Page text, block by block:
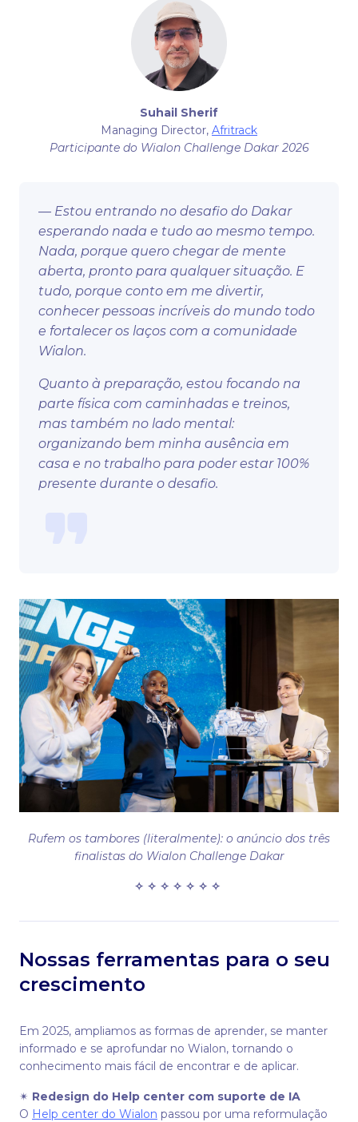
Suhail Sherif
Managing Director, Afritrack
Participante do Wialon Challenge Dakar 2026
— Estou entrando no desafio do Dakar
esperando nada e tudo ao mesmo tempo.
Nada, porque quero chegar de mente
aberta, pronto para qualquer situação. E
tudo, porque conto em me divertir,
conhecer pessoas incríveis do mundo todo
e fortalecer os laços com a comunidade
Wialon.
Quanto à preparação, estou focando na
parte física com caminhadas e treinos,
mas também no lado mental:
organizando bem minha ausência em
casa e no trabalho para poder estar 100%
presente durante o desafio.
Rufem os tambores (literalmente): o anúncio dos três
finalistas do Wialon Challenge Dakar
✧ ✧ ✧ ✧ ✧ ✧ ✧
Nossas ferramentas para o seu
crescimento
Em 2025, ampliamos as formas de aprender, se manter
informado e se aprofundar no Wialon, tornando o
conhecimento mais fácil de encontrar e de aplicar.
✴ Redesign do Help center com suporte de IA
O Help center do Wialon passou por uma reformulação